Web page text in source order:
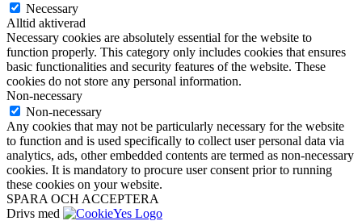
Necessary
Alltid aktiverad
Necessary cookies are absolutely essential for the website to
function properly. This category only includes cookies that ensures
basic functionalities and security features of the website. These
cookies do not store any personal information.
Non-necessary
Non-necessary
Any cookies that may not be particularly necessary for the website
to function and is used specifically to collect user personal data via
analytics, ads, other embedded contents are termed as non-necessary
cookies. It is mandatory to procure user consent prior to running
these cookies on your website.
SPARA OCH ACCEPTERA
Drivs med